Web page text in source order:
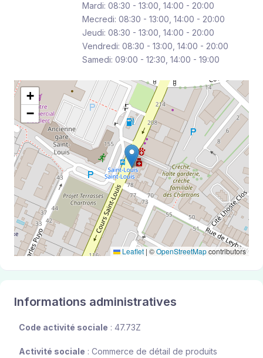
Mardi: 08:30 - 13:00, 14:00 - 20:00
Mecredi: 08:30 - 13:00, 14:00 - 20:00
Jeudi: 08:30 - 13:00, 14:00 - 20:00
Vendredi: 08:30 - 13:00, 14:00 - 20:00
Samedi: 09:00 - 12:30, 14:00 - 19:00
+
−
Leaflet | ©OpenStreetMapcontributors
Informations administratives
Code activité sociale : 47.73Z
Activité sociale : Commerce de détail de produits